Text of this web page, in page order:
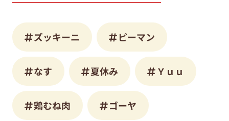
ズッキーニ ピーマン
なす 夏休み Ｙｕｕ
鶏むね肉 ゴーヤ